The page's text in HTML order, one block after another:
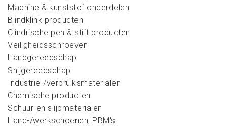
Machine & kunststof onderdelen
Blindklink producten
Clindrische pen & stift producten
Veiligheidsschroeven
Handgereedschap
Snijgereedschap
Industrie-/verbruiksmaterialen
Chemische producten
Schuur-en slijpmaterialen
Hand-/werkschoenen, PBM's